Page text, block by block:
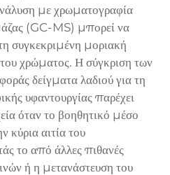
με χρωματογραφία
(GC-MS) μπορεί να
συγκεκριμένη μοριακή
χρώματος. Η σύγκριση των
δείγματα λαδιού για τη
υφαντουργίας παρέχει
όταν το βοηθητικό μέσο
κύρια αιτία του
το από άλλες πιθανές
ή η μετανάστευση του